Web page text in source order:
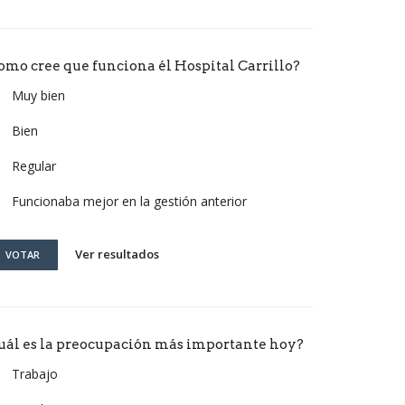
cree que funciona él Hospital Carrillo?
Muy bien
Bien
Regular
Funcionaba mejor en la gestión anterior
VOTAR Ver resultados
es la preocupación más importante hoy?
Trabajo